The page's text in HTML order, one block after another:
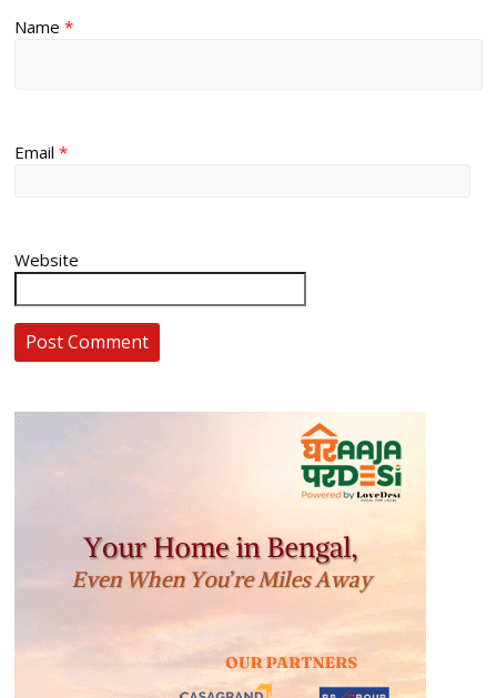
Name*
Email*
Website